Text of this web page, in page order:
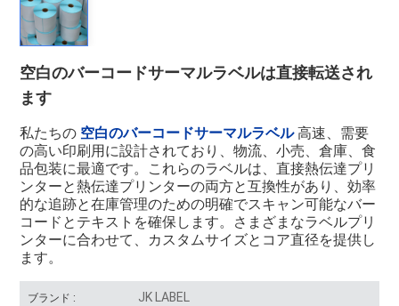
空白のバーコードサーマルラベルは直接転送され
ます
私たちの 空白のバーコードサーマルラベル高速、需要
の高い印刷用に設計されており、物流、小売、倉庫、食
品包装に最適です。これらのラベルは、直接熱伝達プリ
ンターと熱伝達プリンターの両方と互換性があり、効率
的な追跡と在庫管理のための明確でスキャン可能なバー
コードとテキストを確保します。さまざまなラベルプリ
ンターに合わせて、カスタムサイズとコア直径を提供し
ます。
ブランド : JK LABEL